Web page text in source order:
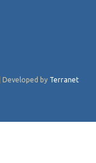
| Developed by Terranet